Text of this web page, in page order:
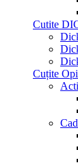
Cutite
Cuțite